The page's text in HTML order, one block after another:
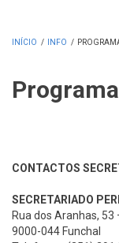
INÍCIO / INFO /
Programa
CONTACTOS
SECRETARIADO
Rua dos Aranhas, 53
9000-044 Funchal